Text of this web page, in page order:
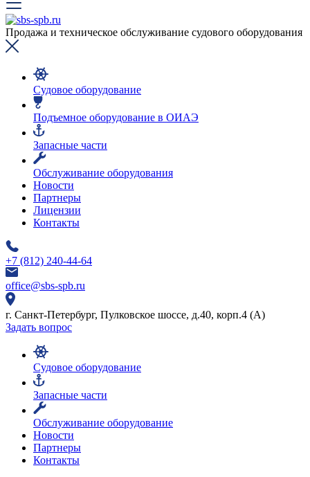
Продажа и техническое обслуживание судового оборудования
Судовое оборудование
Подъемное оборудование в ОИАЭ
Запасные части
Обслуживание оборудования
Новости
Партнеры
Лицензии
Контакты
+7 (812) 240-44-64
office@sbs-spb.ru
г. Санкт-Петербург, Пулковское шоссе, д.40, корп.4 (А)
Задать вопрос
Судовое оборудование
Запасные части
Обслуживание оборудование
Новости
Партнеры
Контакты